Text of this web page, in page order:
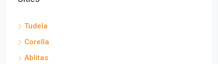
Tudela
Corella
Ablitas